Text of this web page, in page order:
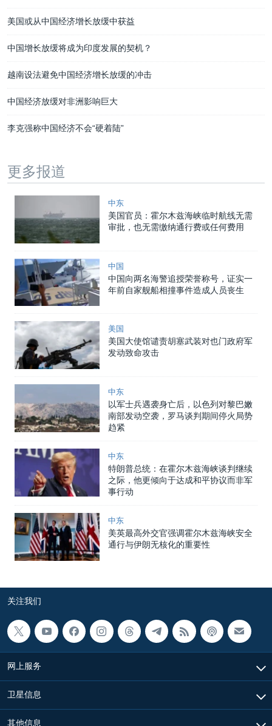
美国或从中国经济增长放缓中获益
中国增长放缓将成为印度发展的契机？
越南设法避免中国经济增长放缓的冲击
中国经济放缓对非洲影响巨大
李克强称中国经济不会“硬着陆”
更多报道
中东
美国官员：霍尔木兹海峡临时航线无需
审批，也无需缴纳通行费或任何费用
中国
中国向两名海警追授荣誉称号，证实一
年前自家舰船相撞事件造成人员丧生
美国
美国大使馆谴责胡塞武装对也门政府军
发动致命攻击
中东
以军士兵遇袭身亡后，以色列对黎巴嫩
南部发动空袭，罗马谈判期间停火局势
趋紧
中东
特朗普总统：在霍尔木兹海峡谈判继续
之际，他更倾向于达成和平协议而非军
事行动
中东
美英最高外交官强调霍尔木兹海峡安全
通行与伊朗无核化的重要性
关注我们
网上服务
卫星信息
其他信息